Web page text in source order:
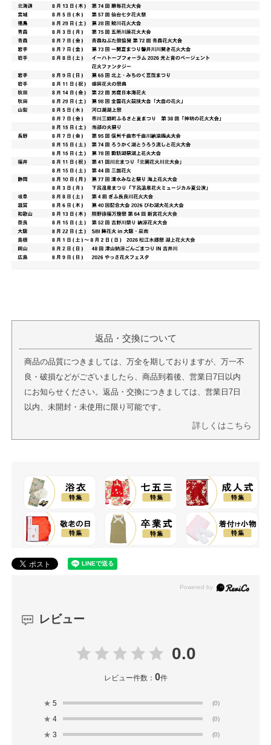
返品・交換について
商品の品質につきましては、万全を期しておりますが、万一不
良・破損などがございましたら、商品到着後、営業日7日以内
にお知らせください。返品・交換につきましては、営業日7日
以内、未開封・未使用に限り可能です。
詳しくはこちら
レビュー
0.0
レビュー件数： 0件
★ 5 (0)
★ 4 (0)
★ 3 (0)